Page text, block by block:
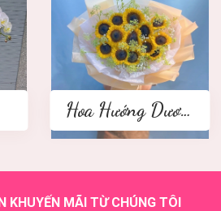
Hoa Hướng Dương
KHUYẾN MÃI TỪ CHÚNG TÔI